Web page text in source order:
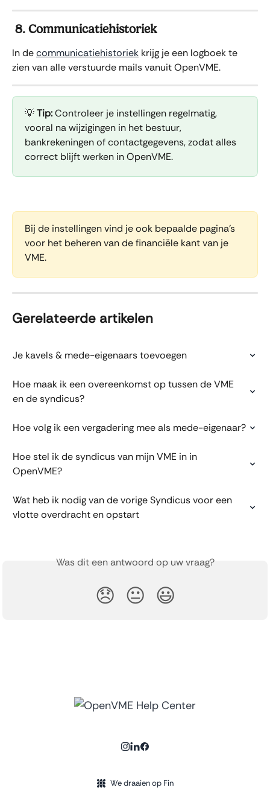
8. Communicatiehistoriek
In de communicatiehistoriek krijg je een logboek te
zien van alle verstuurde mails vanuit OpenVME.
💡 Tip: Controleer je instellingen regelmatig,
vooral na wijzigingen in het bestuur,
bankrekeningen of contactgegevens, zodat alles
correct blijft werken in OpenVME.
Bij de instellingen vind je ook bepaalde pagina's
voor het beheren van de financiële kant van je
VME.
Gerelateerde artikelen
Je kavels & mede-eigenaars toevoegen
Hoe maak ik een overeenkomst op tussen de VME
en de syndicus?
Hoe volg ik een vergadering mee als mede-eigenaar?
Hoe stel ik de syndicus van mijn VME in in
OpenVME?
Wat heb ik nodig van de vorige Syndicus voor een
vlotte overdracht en opstart
Was dit een antwoord op uw vraag?
😞 😐 😃
We draaien op Fin